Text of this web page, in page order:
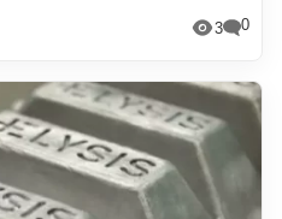
3 0